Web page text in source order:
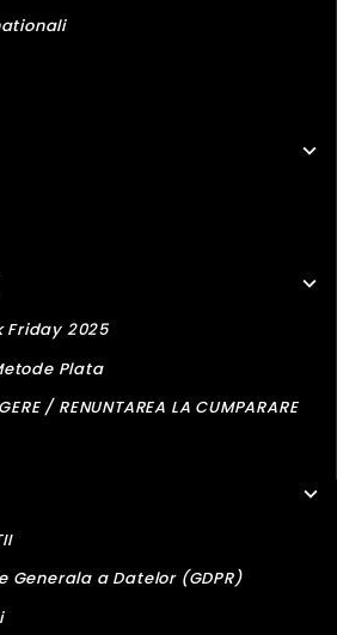
Friday 2025
Plata
/ RENUNTAREA LA CUMPARARE
Generala a Datelor (GDPR)